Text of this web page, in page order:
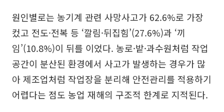
원인별로는 농기계 관련 사망사고가 62.6%로 가장
컸고 전도·전복 등 ‘깔림·뒤집힘’(27.6%)과 ‘끼
임’(10.8%)이 뒤를 이었다. 농로·밭·과수원처럼 작업
공간이 분산된 환경에서 사고가 발생하는 경우가 많
아 제조업처럼 작업장을 분리해 안전관리를 적용하기
어렵다는 점도 농업 재해의 구조적 한계로 지적된다.